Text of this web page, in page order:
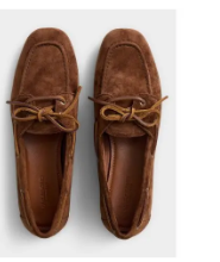
了堕胎权，阿利托的
Roe v. Wade案。
，有26个州的法律表
能禁止堕胎的州：